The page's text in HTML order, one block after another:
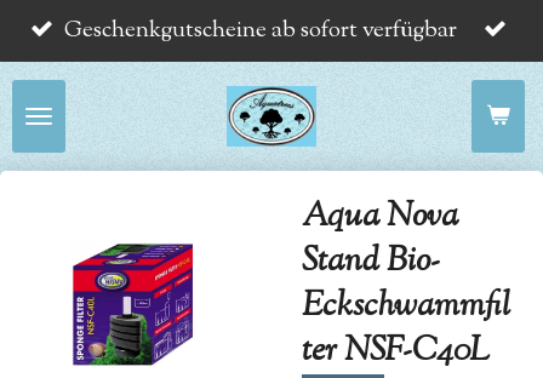
Zum
Hauptinhalt
springen
Geschenkgutscheine ab sofort verfügbar
Aqua Nova
Stand Bio-
Eckschwammfil
ter NSF-C40L